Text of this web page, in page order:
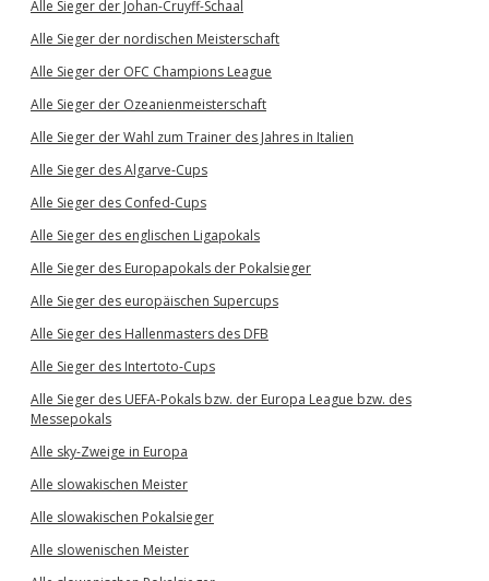
Alle Sieger der Johan-Cruyff-Schaal
Alle Sieger der nordischen Meisterschaft
Alle Sieger der OFC Champions League
Alle Sieger der Ozeanienmeisterschaft
Alle Sieger der Wahl zum Trainer des Jahres in Italien
Alle Sieger des Algarve-Cups
Alle Sieger des Confed-Cups
Alle Sieger des englischen Ligapokals
Alle Sieger des Europapokals der Pokalsieger
Alle Sieger des europäischen Supercups
Alle Sieger des Hallenmasters des DFB
Alle Sieger des Intertoto-Cups
Alle Sieger des UEFA-Pokals bzw. der Europa League bzw. des
Messepokals
Alle sky-Zweige in Europa
Alle slowakischen Meister
Alle slowakischen Pokalsieger
Alle slowenischen Meister